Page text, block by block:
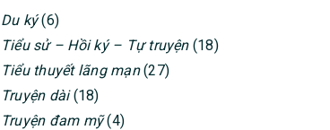
Du ký(6)
Tiểu sử – Hồi ký – Tự truyện(18)
Tiểu thuyết lãng mạn(27)
Truyện dài(18)
Truyện đam mỹ(4)